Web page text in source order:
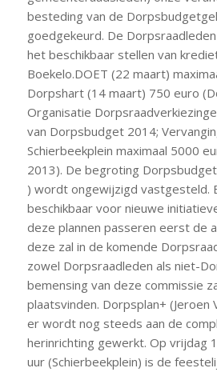
besteding van de
goedgekeurd. De
het beschikbaar stellen van
Boekelo.DOET (22 maart)
Dorpshart (14 maart) 750 euro
Organisatie
van Dorpsbudget 2014;
Schierbeekplein maximaal 5000
2013). De begroting
) wordt ongewijzigd vastgesteld.
beschikbaar voor nieuwe
deze plannen passeren eerst de
deze zal in de komende
zowel Dorpsraadleden als niet-
bemensing van deze commissie
plaatsvinden. Dorpsplan+ (Jeroen
er wordt nog steeds aan de
herinrichting gewerkt. Op vrijdag
uur (Schierbeekplein) is de